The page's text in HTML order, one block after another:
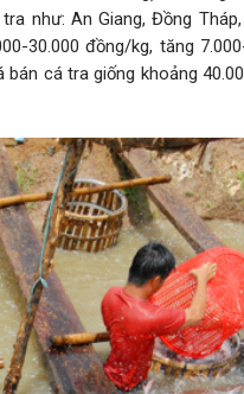
như: An Giang, Đồng
30.000 đồng/kg, tăng
cá tra giống khoảng